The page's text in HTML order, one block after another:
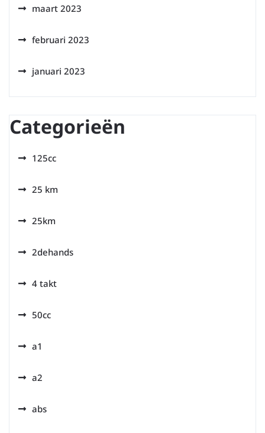
maart 2023
februari 2023
januari 2023
Categorieën
125cc
25 km
25km
2dehands
4 takt
50cc
a1
a2
abs